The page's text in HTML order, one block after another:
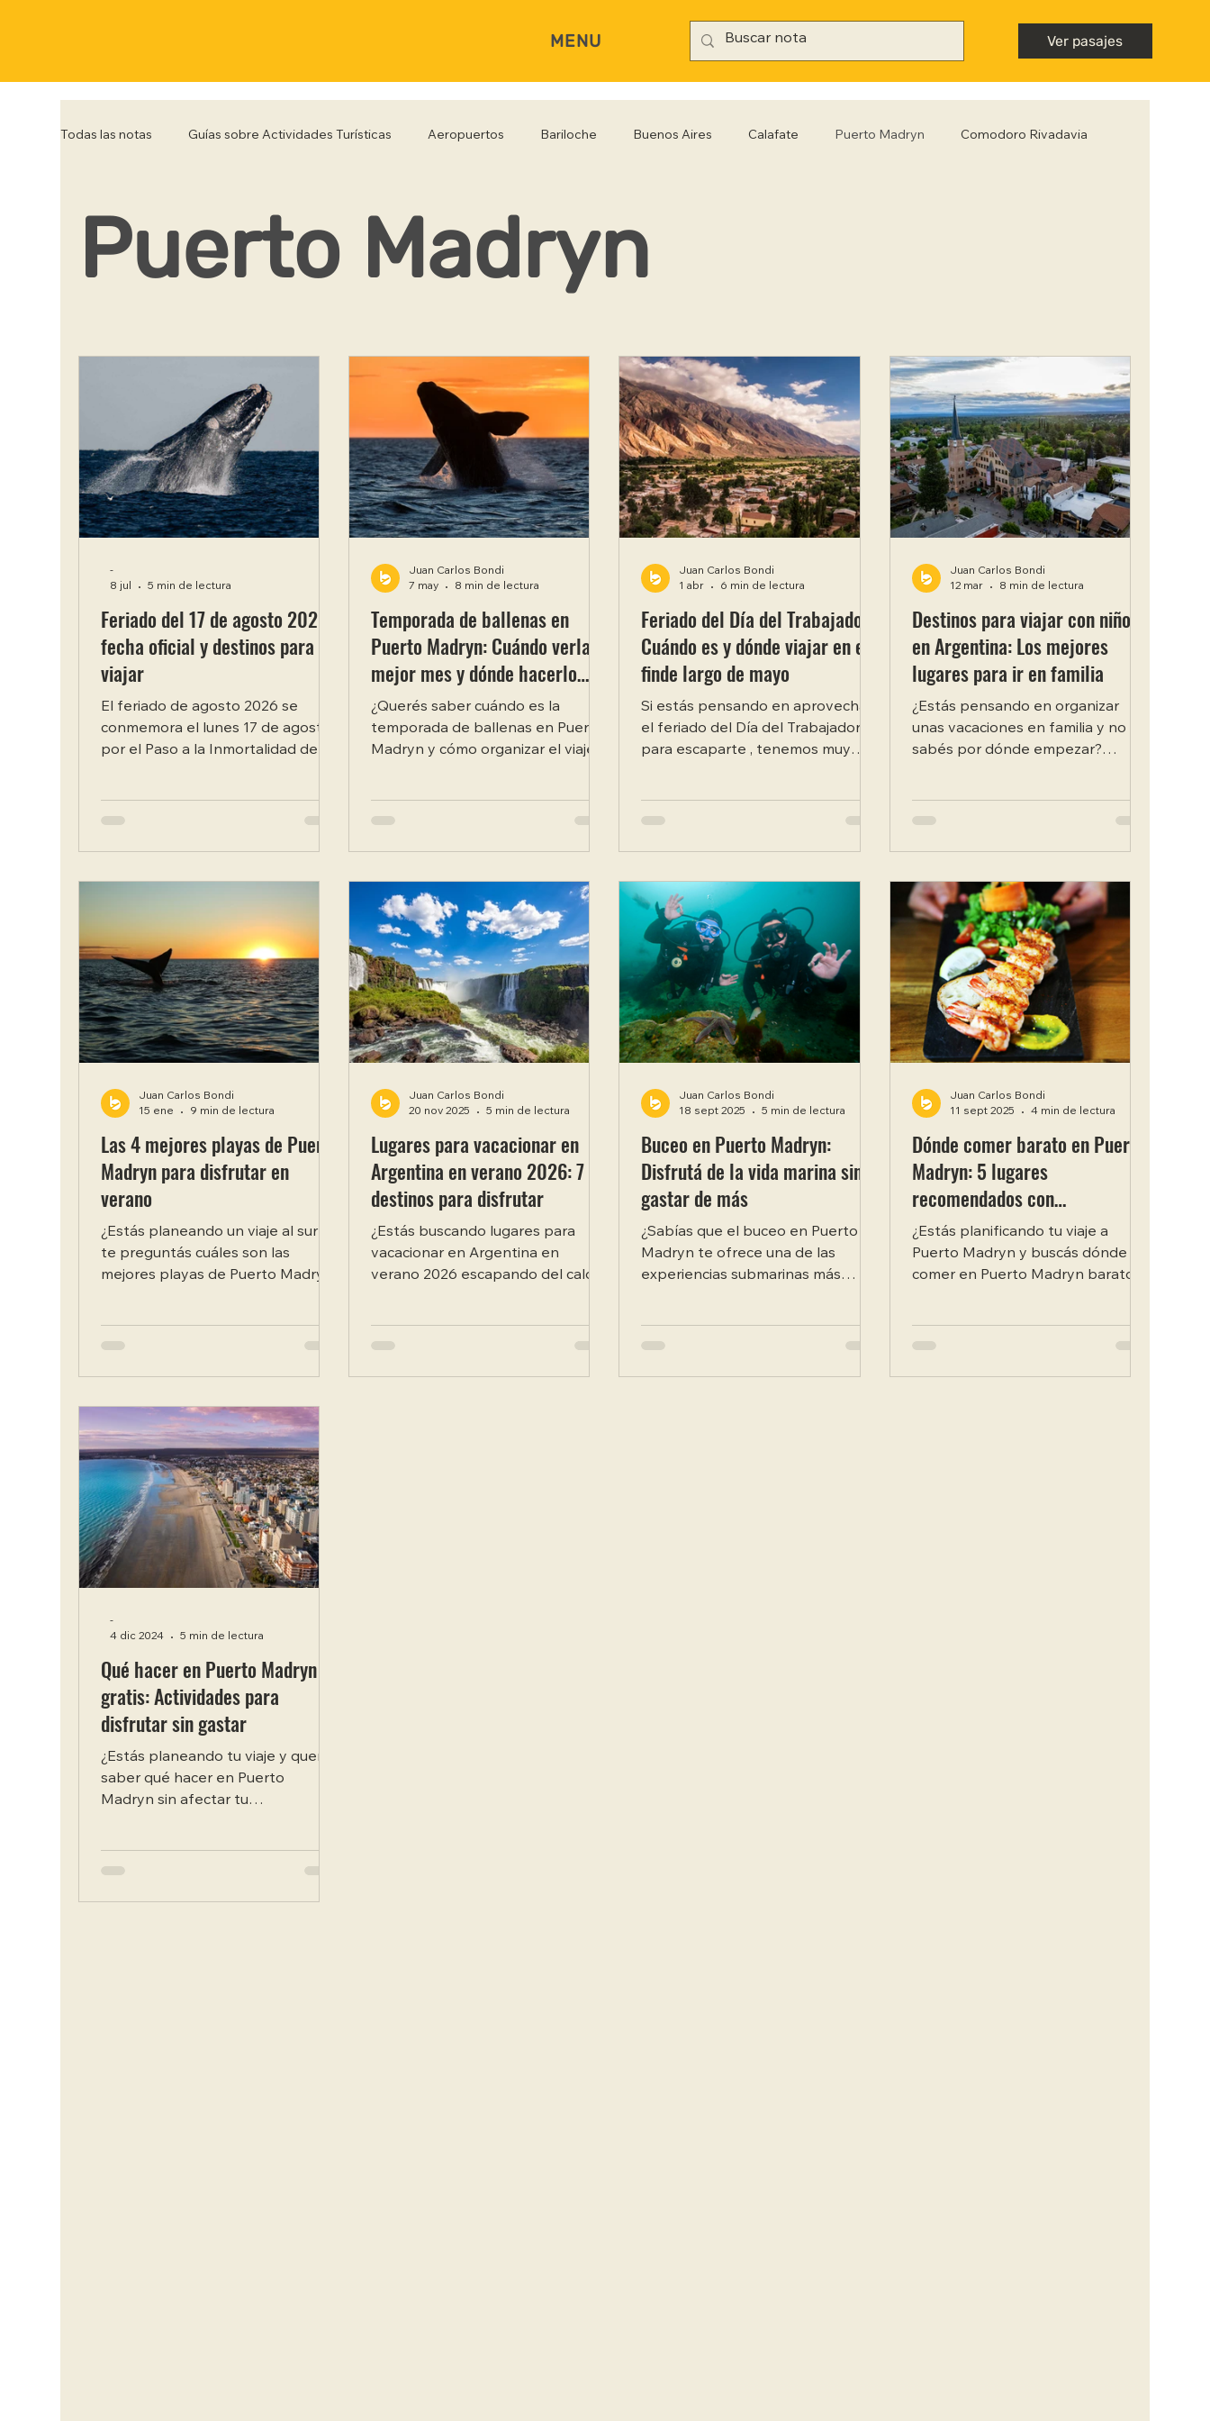
MENU Ver pasajes
Todas las notas Guías sobre Actividades Turísticas Aeropuertos Bariloche Buenos Aires Calafate Puerto Madryn Comodoro Rivadavia
Posadas Punta del Este Río de Janeiro Rio Negro Salta Santa Cruz
Puerto Madryn
Feriado del 17 de agosto 2026:
fecha oficial y destinos para
viajar
El feriado de agosto 2026 se
conmemora el lunes 17 de agosto,
por el Paso a la Inmortalidad del
al sábado 15 y al domingo 16, y
adicional. En esta guía te
conmemora esta fecha y qué
destinos podés elegir para
aprovechar el finde largo. Si ya
estás pensando en salir de viaje,
podés revis
-
8 jul
5 min de lectura
Temporada de ballenas en
Puerto Madryn: Cuándo verlas,
mejor mes y dónde hacerlo
gratis
¿Querés saber cuándo es la
temporada de ballenas en Puerto
Madryn y cómo organizar el viaje?
llegan al Golfo Nuevo para
concentra entre septiembre y
octubre, cuando la mayor cantidad
de ejemplares se acerca a pocos
metros de la costa patagónica. Es
uno de los fenómenos naturales
más extraordinarios del país, y
Puerto Madryn es la puerta de
entrada pa
Juan Carlos Bondi
7 may
8 min de lectura
Feriado del Día del Trabajador:
Cuándo es y dónde viajar en el
finde largo de mayo
Si estás pensando en aprovechar
el feriado del Día del Trabajador
para escaparte , tenemos muy
que vas a poder disfrutar de un fin
momento ideal para planificar esa
escapada que venís postergando,
porque las opciones de destinos
son muchísimas y los vuelos low
cost de Flybondi están a tu
alcance. En esta guía te contamos
todo lo que necesit
Juan Carlos Bondi
1 abr
6 min de lectura
Destinos para viajar con niños
en Argentina: Los mejores
lugares para ir en familia
¿Estás pensando en organizar
unas vacaciones en familia y no
sabés por dónde empezar?
combinan naturaleza, actividades y
los glaciares del sur, el país ofrece
opciones que los chicos no van a
olvidar fácilmente . Elegir bien el
destino hace toda la diferencia
cuando se viaja con niños. En esta
guía vas a encontrar los mejores
destinos para viaj
Juan Carlos Bondi
12 mar
8 min de lectura
Las 4 mejores playas de Puerto
Madryn para disfrutar en
verano
¿Estás planeando un viaje al sur y
te preguntás cuáles son las
mejores playas de Puerto Madryn
opciones para todos los gustos:
rincones naturales perfectos para
el avistaje de fauna marina. Las
playas de Puerto Madryn
combinan aguas del Golfo Nuevo,
paisajes únicos y la posibilidad de
vivir experiencias únicas como ver
ballenas desde la costa o practicar
d
Juan Carlos Bondi
15 ene
9 min de lectura
Lugares para vacacionar en
Argentina en verano 2026: 7
destinos para disfrutar
¿Estás buscando lugares para
vacacionar en Argentina en
verano 2026 escapando del calor
playas marinas y sierras
Juan Carlos Bondi
20 nov 2025
5 min de lectura
Buceo en Puerto Madryn:
Disfrutá de la vida marina sin
gastar de más
¿Sabías que el buceo en Puerto
Madryn te ofrece una de las
experiencias submarinas más
Juan Carlos Bondi
18 sept 2025
5 min de lectura
Dónde comer barato en Puerto
Madryn: 5 lugares
recomendados con
promociones
¿Estás planificando tu viaje a
Puerto Madryn y buscás dónde
comer en Puerto Madryn barato
Juan Carlos Bondi
11 sept 2025
4 min de lectura
Qué hacer en Puerto Madryn
gratis: Actividades para
disfrutar sin gastar
¿Estás planeando tu viaje y querés
saber qué hacer en Puerto
Madryn sin afectar tu
-
4 dic 2024
5 min de lectura